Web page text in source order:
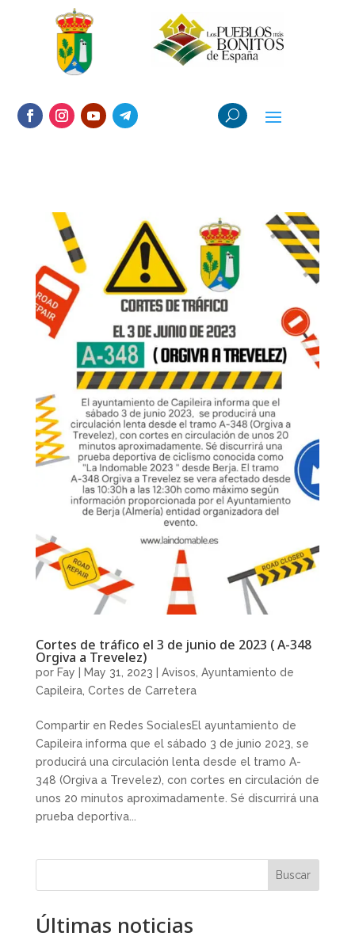
Cortes de tráfico el 3 de junio de 2023 ( A-348
Orgiva a Trevelez)
por Fay May 31, 2023 Avisos Ayuntamiento de
Capileira, Cortes de Carretera
Compartir en Redes SocialesEl ayuntamiento de
Capileira informa que el sábado 3 de junio 2023, se
producirá una circulación lenta desde el tramo A-
348 (Orgiva a Trevelez), con cortes en circulación de
unos 20 minutos aproximadamente. Sé discurrirá una
prueba deportiva...
Buscar
Últimas noticias